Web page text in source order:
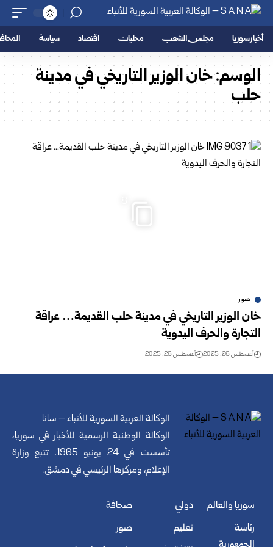
أخبار سوريا مجلس الشعب محليات اقتصاد سياسة
الوسم:خان الوزير التاريخي في مدينة
حلب
صور
خان الوزير التاريخي في مدينة حلب القديمة… عراقة
التجارة والحرف اليدوية
أغسطس 26, 2025 أغسطس 26, 2025
الوكالة العربية السورية للأنباء – سانا
الوكالة الوطنية الرسمية للأخبار في سوريا،
تأسست في 24 يونيو 1965. تتبع وزارة
الإعلام، ومركزها الرئيسي في دمشق.
سوريا والعالم
رئاسة
دولي
تعليم
صحافة
صور